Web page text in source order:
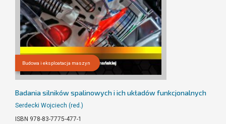
Budowa i eksploatacja maszyn
Badania silników spalinowych i ich układów funkcjonalnych
Serdecki Wojciech (red.)
ISBN 978-83-7775-477-1